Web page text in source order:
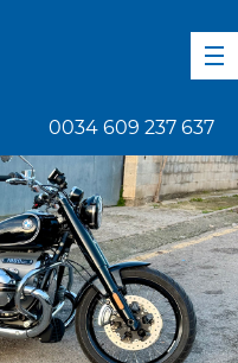
0034 609 237 637